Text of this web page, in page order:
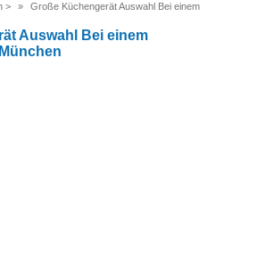
>
Große Küchengerät Auswahl Bei einem
Auswahl Bei einem